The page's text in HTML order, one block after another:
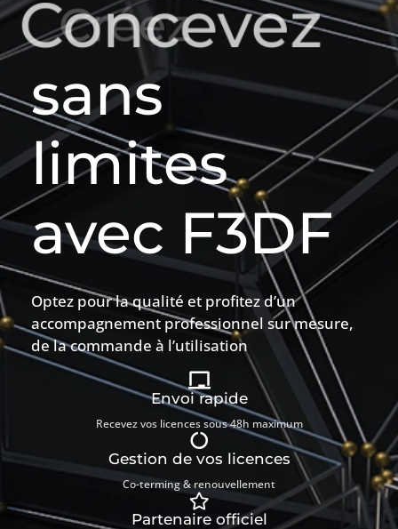
Concevez
sans
limites
avec F3DF
Optez pour la qualité et profitez d’un
accompagnement professionnel sur mesure,
de la commande à l’utilisation
Envoi rapide
Recevez vos licences sous 48h maximum
Gestion de vos licences
Co-terming & renouvellement
Partenaire officiel